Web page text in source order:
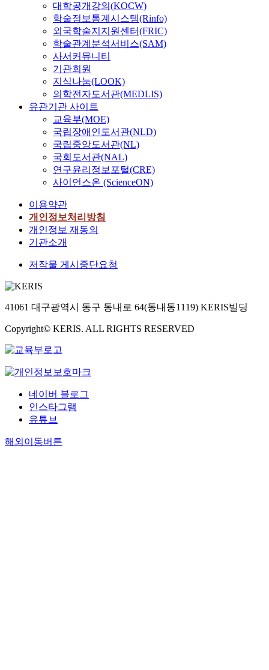
대학공개강의(KOCW)
학술정보통계시스템(Rinfo)
외국학술지지원센터(FRIC)
학술관계분석서비스(SAM)
사서커뮤니티
기관회원
지식나눔(LOOK)
의학전자도서관(MEDLIS)
유관기관 사이트
교육부(MOE)
국립장애인도서관(NLD)
국립중앙도서관(NL)
국회도서관(NAL)
연구윤리정보포털(CRE)
사이언스온 (ScienceON)
이용약관
개인정보처리방침
개인정보 재동의
기관소개
저작물 게시중단요청
41061 대구광역시 동구 동내로 64(동내동1119) KERIS빌딩
Copyright© KERIS. ALL RIGHTS RESERVED
네이버 블로그
인스타그램
유튜브
해외이동버튼